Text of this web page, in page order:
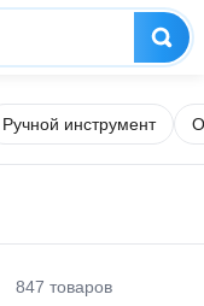
Ручной инструмент
847 товаров